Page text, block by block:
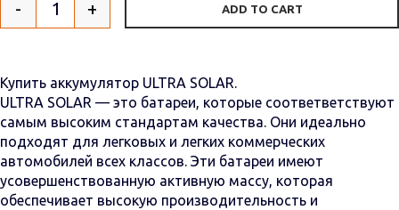
Quantity
- + ADD TO CART
Купить аккумулятор ULTRA SOLAR.
ULTRA SOLAR — это батареи, которые соответветствуют
самым высоким стандартам качества. Они идеально
подходят для легковых и легких коммерческих
автомобилей всех классов. Эти батареи имеют
усовершенствованную активную массу, которая
обеспечивает высокую производительность и